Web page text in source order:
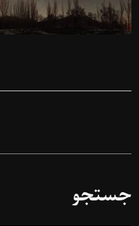
جستجو